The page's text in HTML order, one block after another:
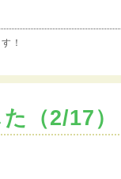
！
（2/17）